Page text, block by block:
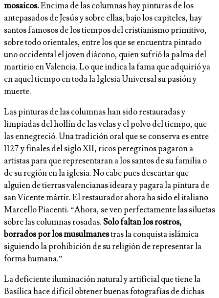
mosaicos.Encima de las columnas hay pinturas de los
antepasados de Jesús y sobre ellas, bajo los capiteles, hay
santos famosos de los tiempos del cristianismo primitivo,
sobre todo orientales, entre los que se encuentra pintado
uno occidental el joven diácono, quien sufrió la palma del
martirio en Valencia. Lo que indica la fama que adquirió ya
en aquel tiempo en toda la Iglesia Universal su pasión y
muerte.
Las pinturas de las columnas han sido restauradas y
limpiadas del hollín de las velas y el polvo del tiempo, que
las ennegreció. Una tradición oral que se conserva es entre
1127 y finales del siglo XII, ricos peregrinos pagaron a
artistas para que representaran a los santos de su familia o
de su región en la iglesia. No cabe pues descartar que
alguien de tierras valencianas ideara y pagara la pintura de
san Vicente mártir. El restaurador ahora ha sido el italiano
Marcello Piacenti. “Ahora, se ven perfectamente las siluetas
sobre las columnas rosadas.Solo faltan los rostros,
borrados por los musulmanestras la conquista islámica
siguiendo la prohibición de su religión de representar la
forma humana.”
La deficiente iluminación natural y artificial que tiene la
Basílica hace difícil obtener buenas fotografías de dichas